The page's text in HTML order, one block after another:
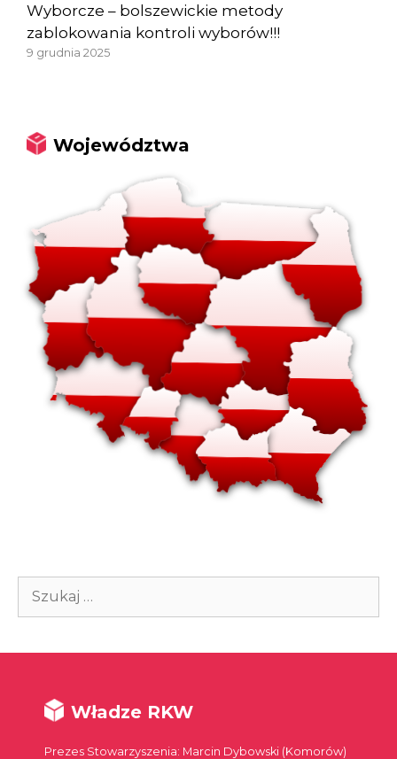
Wyborcze – bolszewickie metody
zablokowania kontroli wyborów!!!
9 grudnia 2025
Województwa
Szukaj:
Władze RKW
Prezes Stowarzyszenia: Marcin Dybowski (Komorów)